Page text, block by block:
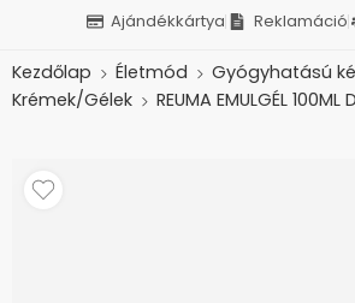
Ajándékkártya Reklamáció
Kezdőlap Életmód
Gyógyhatású
Krémek/Gélek
REUMA EMULGÉL 100ML